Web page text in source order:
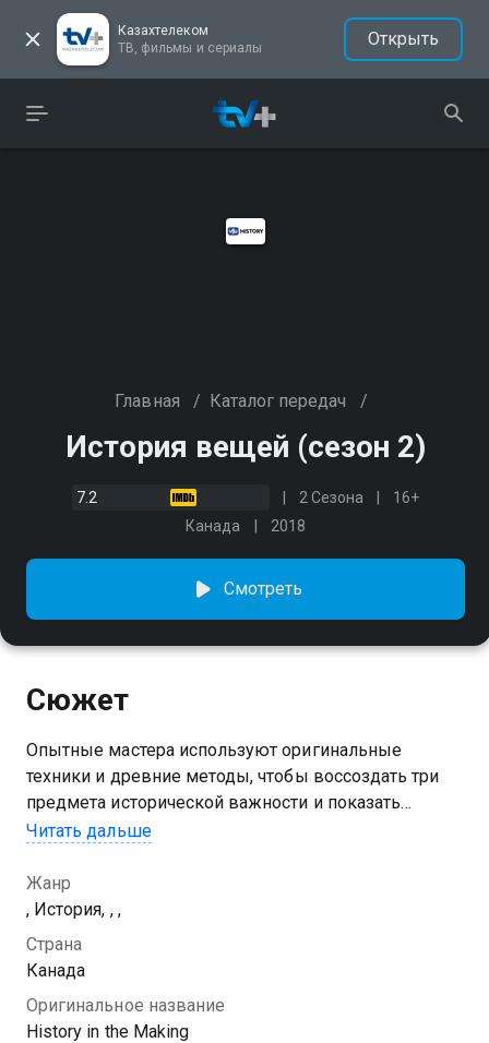
Казахтелеком
ТВ, фильмы и сериалы
Открыть
Главная / Каталог передач /
История вещей (сезон 2)
7.2 2 Сезона
16+
Канада
2018
Смотреть
Сюжет
Опытные мастера используют оригинальные
техники и древние методы, чтобы воссоздать три
предмета исторической важности и показать
процессы, связанные с их изготовлением
Посмотреть онлайн 2 сезон сериала История вещей
вы можете совершенно бесплатно в хорошем HD
качестве на Казахтелеком
Читать дальше
Жанр
, История, , ,
Страна
Канада
Оригинальное название
History in the Making